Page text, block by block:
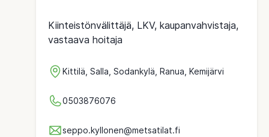
Kiinteistönvälittäjä, LKV, kaupanvahvistaja,
vastaava hoitaja
Kittilä, Salla, Sodankylä, Ranua, Kemijärvi
0503876076
seppo.kyllonen@metsatilat.fi